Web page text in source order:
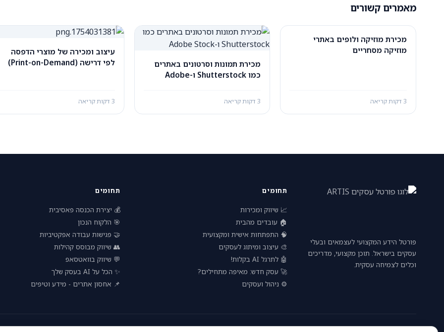
מאמרים קשורים
מכירת מוזיקה ולופים באתרי
מוזיקה מסחריים
3 דקות קריאה
מכירת תמונות וסרטונים באתרים
כמו Shutterstock ו-Adobe
3 דקות קריאה
עיצוב ומכירה של מוצרי הדפסה
לפי דרישה (Print-on-Demand)
3 דקות קריאה
פורטל הידע המקצועי לעצמאים ובעלי
עסקים בישראל. תוכן מקצועי, מדריכים
וכלים לצמיחה עסקית.
תחומים
📈 שיווק ומכירות
🏠 עובדים מהבית
🧠 התפתחות אישית ומקצועית
🎨 עיצוב ומיתוג לעסקים
🤖 לתרגל AI בקלות!
🚀 עסק חדש: מאיפה מתחילים?
⚙️ ניהול ועסקים
תחומים
💰 יצירת הכנסה פאסיבית
🎯 הלקוח הנכון
🤝 פגישות עבודה אפקטיביות
👥 שיווק מבוסס קהילות
💬 שיווק בוואטסאפ
✨ הכל על AI בעסק שלך
📌 אחסון אתרים - מידע וטיפים